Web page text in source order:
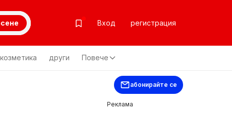
Вход регистрация
козметика други Повече
абонирайте се
Реклама